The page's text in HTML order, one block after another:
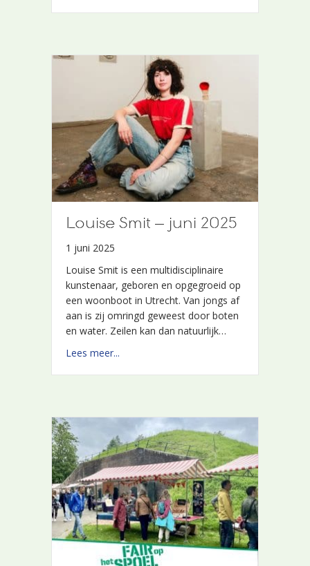
Louise Smit – juni 2025
1 juni 2025
Louise Smit is een multidisciplinaire
kunstenaar, geboren en opgegroeid op
een woonboot in Utrecht. Van jongs af
aan is zij omringd geweest door boten
en water. Zeilen kan dan natuurlijk…
Lees meer...
Louise Smit – juni 2025
1 juni 2025
Louise Smit is een multidisciplinaire
kunstenaar, geboren en opgegroeid op
een woonboot in Utrecht. Van jongs af
aan is zij omringd geweest door boten
en water. Zeilen kan dan natuurlijk…
Lees meer...